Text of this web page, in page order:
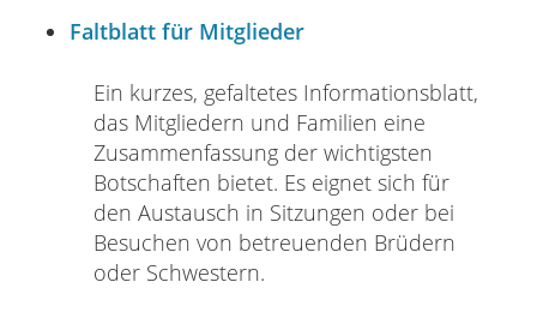
Faltblatt für Mitglieder
Ein kurzes, gefaltetes Informationsblatt,
das Mitgliedern und Familien eine
Zusammenfassung der wichtigsten
Botschaften bietet. Es eignet sich für
den Austausch in Sitzungen oder bei
Besuchen von betreuenden Brüdern
oder Schwestern.